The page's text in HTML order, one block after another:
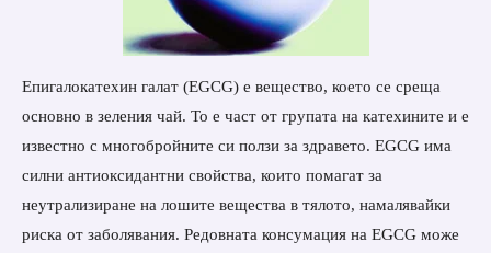
Епигалокатехин галат (EGCG) е вещество, което се среща
основно в зеления чай. То е част от групата на катехините и е
известно с многобройните си ползи за здравето. EGCG има
силни антиоксидантни свойства, които помагат за
неутрализиране на лошите вещества в тялото, намалявайки
риска от заболявания. Редовната консумация на EGCG може